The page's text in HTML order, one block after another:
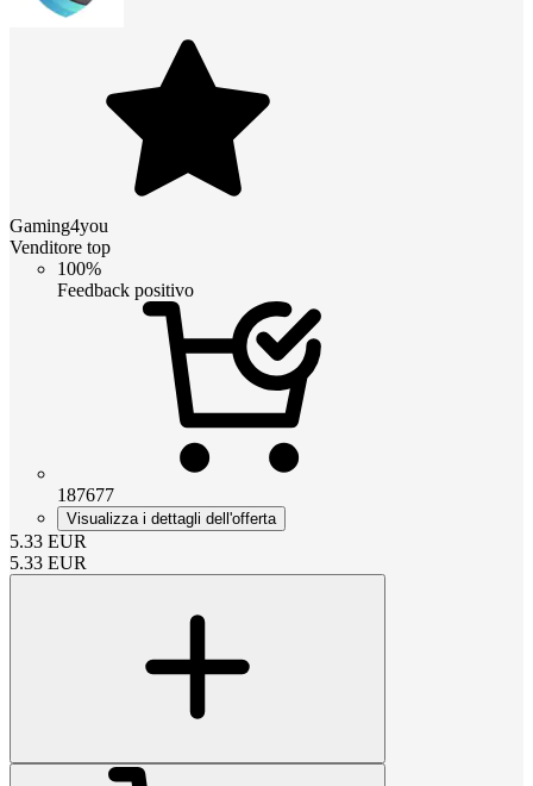
Gaming4you
Venditore top
100%
Feedback positivo
187677
Visualizza i dettagli dell'offerta
5.33 EUR
5.33 EUR